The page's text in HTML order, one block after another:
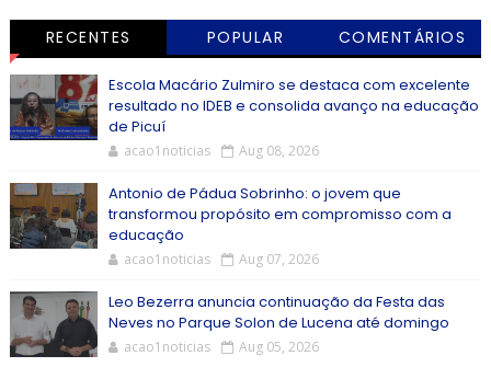
RECENTES POPULAR COMENTÁRIOS
Escola Macário Zulmiro se destaca com excelente
resultado no IDEB e consolida avanço na educação
de Picuí
acao1noticias Aug 08, 2026
Antonio de Pádua Sobrinho: o jovem que
transformou propósito em compromisso com a
educação
acao1noticias Aug 07, 2026
Leo Bezerra anuncia continuação da Festa das
Neves no Parque Solon de Lucena até domingo
acao1noticias Aug 05, 2026